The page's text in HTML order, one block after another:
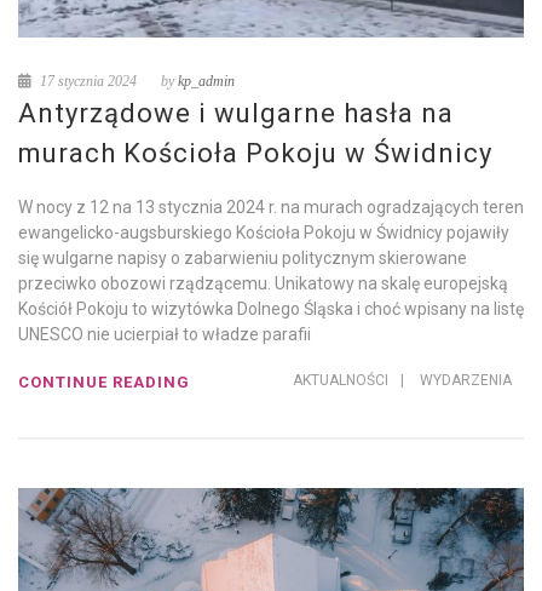
17 stycznia 2024 bykp_admin
Antyrządowe i wulgarne hasła na
murach Kościoła Pokoju w Świdnicy
W nocy z 12 na 13 stycznia 2024 r. na murach ogradzających teren
ewangelicko-augsburskiego Kościoła Pokoju w Świdnicy pojawiły
się wulgarne napisy o zabarwieniu politycznym skierowane
przeciwko obozowi rządzącemu. Unikatowy na skalę europejską
Kościół Pokoju to wizytówka Dolnego Śląska i choć wpisany na listę
UNESCO nie ucierpiał to władze parafii
AKTUALNOŚCI WYDARZENIA
CONTINUE READING